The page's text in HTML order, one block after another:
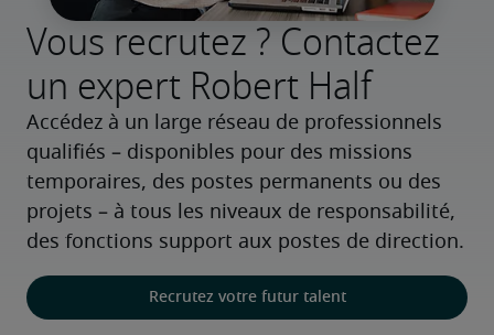
Vous recrutez ? Contactez
un expert Robert Half
Accédez à un large réseau de professionnels
qualifiés – disponibles pour des missions
temporaires, des postes permanents ou des
projets – à tous les niveaux de responsabilité,
des fonctions support aux postes de direction.
Recrutez votre futur talent